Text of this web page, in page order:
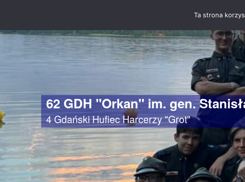
62 GDH "Orkan" im. gen.
4 Gdański Hufiec Harcerzy "Grot"
Ta strona